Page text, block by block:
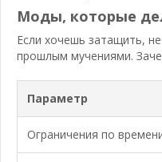
Моды, которые
Если хочешь затащить,
прошлым мучениями.
Параметр
Ограничения по